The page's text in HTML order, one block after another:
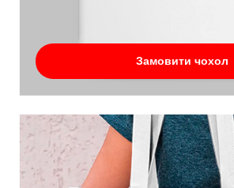
Замовити чохол